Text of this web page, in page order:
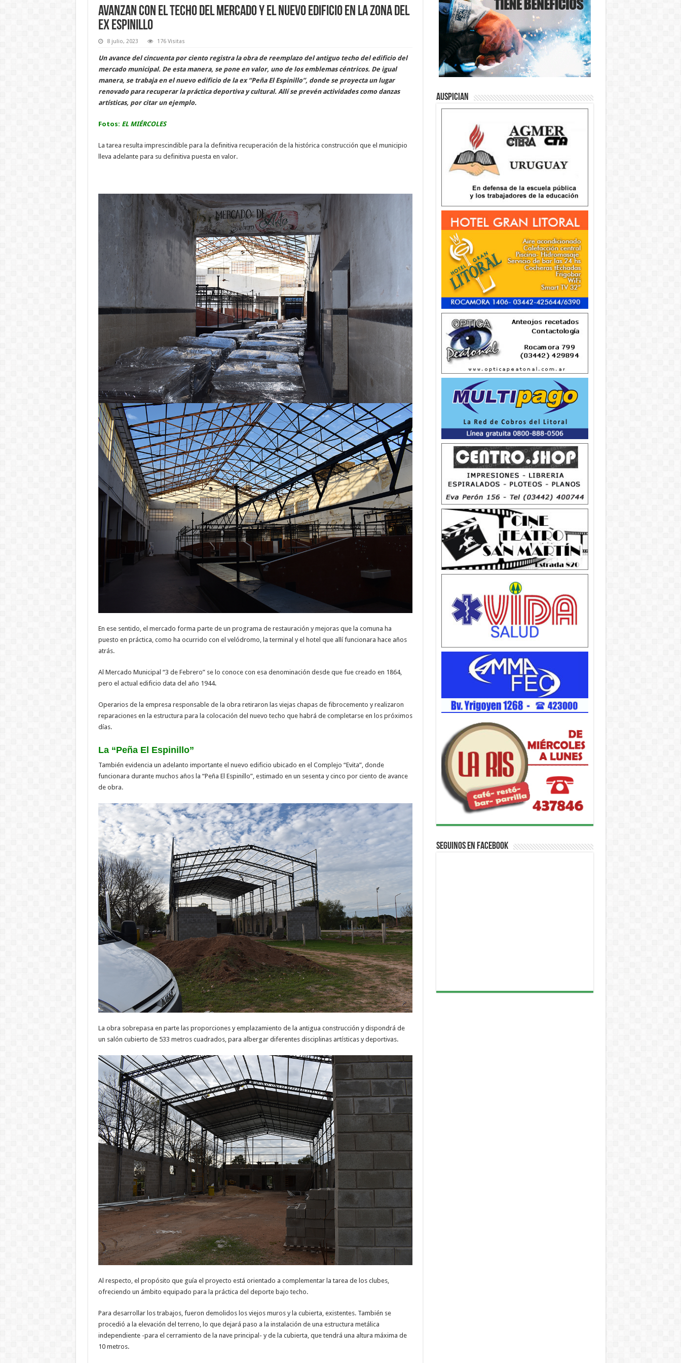
Avanzan con el techo del Mercado y el nuevo edificio en la zona del
ex Espinillo
8 julio, 2023 176 Visitas
Un avance del cincuenta por ciento registra la obra de reemplazo del antiguo techo del edificio del
mercado municipal. De esta manera, se pone en valor, uno de los emblemas céntricos. De igual
manera, se trabaja en el nuevo edificio de la ex “Peña El Espinillo”, donde se proyecta un lugar
renovado para recuperar la práctica deportiva y cultural. Allí se prevén actividades como danzas
artísticas, por citar un ejemplo.
Fotos: EL MIÉRCOLES
La tarea resulta imprescindible para la definitiva recuperación de la histórica construcción que el municipio
lleva adelante para su definitiva puesta en valor.
En ese sentido, el mercado forma parte de un programa de restauración y mejoras que la comuna ha
puesto en práctica, como ha ocurrido con el velódromo, la terminal y el hotel que allí funcionara hace años
atrás.
Al Mercado Municipal “3 de Febrero” se lo conoce con esa denominación desde que fue creado en 1864,
pero el actual edificio data del año 1944.
Operarios de la empresa responsable de la obra retiraron las viejas chapas de fibrocemento y realizaron
reparaciones en la estructura para la colocación del nuevo techo que habrá de completarse en los próximos
días.
La “Peña El Espinillo”
También evidencia un adelanto importante el nuevo edificio ubicado en el Complejo “Evita”, donde
funcionara durante muchos años la “Peña El Espinillo”, estimado en un sesenta y cinco por ciento de avance
de obra.
La obra sobrepasa en parte las proporciones y emplazamiento de la antigua construcción y dispondrá de
un salón cubierto de 533 metros cuadrados, para albergar diferentes disciplinas artísticas y deportivas.
Al respecto, el propósito que guía el proyecto está orientado a complementar la tarea de los clubes,
ofreciendo un ámbito equipado para la práctica del deporte bajo techo.
Para desarrollar los trabajos, fueron demolidos los viejos muros y la cubierta, existentes. También se
procedió a la elevación del terreno, lo que dejará paso a la instalación de una estructura metálica
independiente -para el cerramiento de la nave principal- y de la cubierta, que tendrá una altura máxima de
10 metros.
Auspician
Seguinos en Facebook